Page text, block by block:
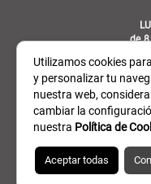
Utilizamos cookies
y personalizar tu
nuestra web,
cambiar la
nuestra Política de
Aceptar todas
de
de
C/ General
Tel.: 914 489